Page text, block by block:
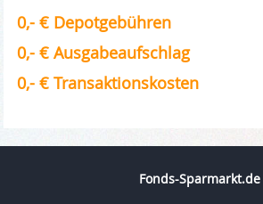
0,- € Depotgebühren
0,- € Ausgabeaufschlag
0,- € Transaktionskosten
Fonds-Sparmarkt.de